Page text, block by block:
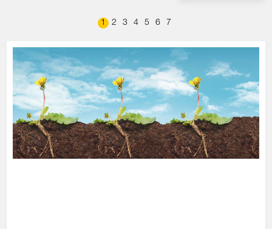
1 2 3 4 5 6 7